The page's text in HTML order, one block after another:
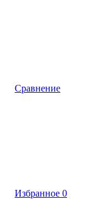
Сравнение
Избранное 0